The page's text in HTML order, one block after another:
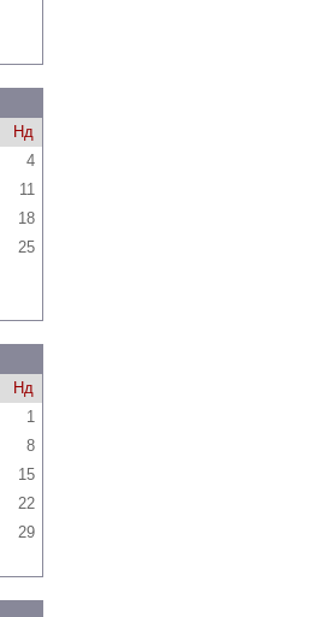
Нд
4
11
18
25
Нд
1
8
15
22
29